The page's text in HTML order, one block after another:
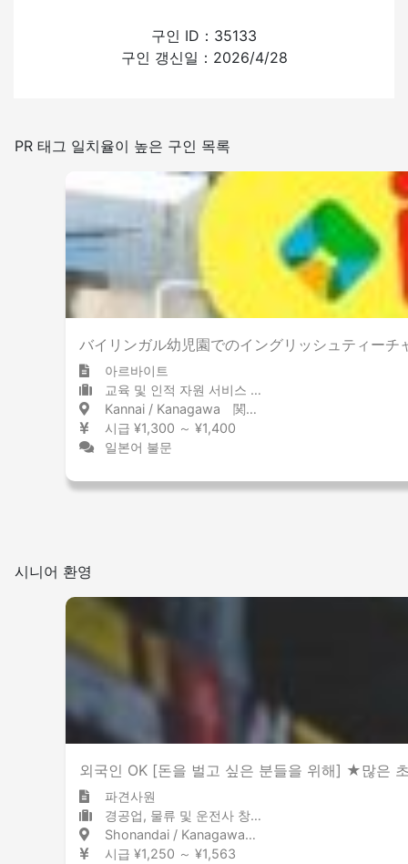
일본어를 쓰는 빈도
많은
실내 금연
구인 ID：35133
구인 갱신일：2026/4/28
PR 태그 일치율이 높은 구인 목록
バイリンガル幼児園でのイングリッシュティー
아르바이트
교육 및 인적 자원 서비스 유치원 / 어린이집
Kannai / Kanagawa 関内 / 神奈川県
시급 ¥1,300 ～ ¥1,400
일본어 불문
시니어 환영
외국인 OK [돈을 벌고 싶은 분들을 위해] ★많은
파견사원
경공업, 물류 및 운전사 창고 / 물류 센터
Shonandai / Kanagawa 湘南台 / 神奈川県
시급 ¥1,250 ～ ¥1,563